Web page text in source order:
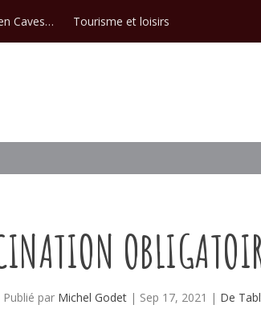
Caves… Tourisme et loisirs
Publié par Michel Godet | Sep 17, 2021 | De